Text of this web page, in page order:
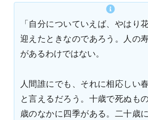
「自分についていえば、やはり
迎えたときなのであろう。人の
があるわけではない。
人間誰にでも、それに相応しい
と言えるだろう。十歳で死ぬも
歳のなかに四季がある。二十歳